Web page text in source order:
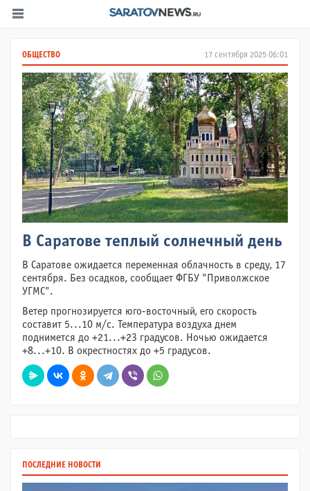
17 сентября 2025 06:01
ОБЩЕСТВО
В Саратове теплый солнечный день
В Саратове ожидается переменная облачность в среду, 17
сентября. Без осадков, сообщает ФГБУ "Приволжское
УГМС".
Ветер прогнозируется юго-восточный, его скорость
составит 5...10 м/с. Температура воздуха днем
поднимется до +21...+23 градусов. Ночью ожидается
+8...+10. В окрестностях до +5 градусов.
ПОСЛЕДНИЕ НОВОСТИ